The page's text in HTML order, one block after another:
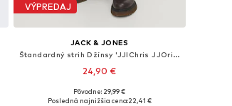
VÝPREDAJ
JACK & JONES
Štandardný strih Džínsy 'JJIChris JJOriginal'
24,90 €
Dostupné v mnohých veľkostiach
Pôvodne: 29,99 €
Posledná najnižšia cena:22,41 €